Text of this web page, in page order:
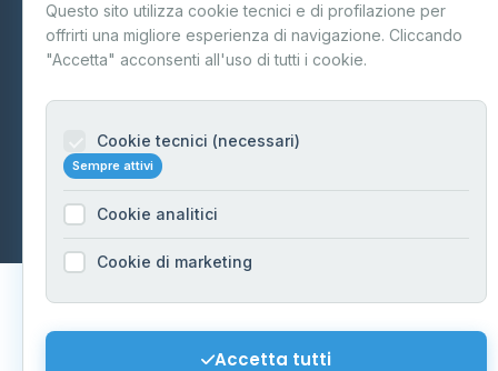
info@distributori-gpl.it
© 2026 - Distributori di GPL -AF Project Software Agency
Carpi
Dati forniti daMinistero delle Imprese e del Made in Italy
Questo sito utilizza cookie tecnici e di profilazione per
offrirti una migliore esperienza di navigazione. Cliccando
"Accetta" acconsenti all'uso di tutti i cookie.
Cookie tecnici (necessari)
Sempre attivi
Cookie analitici
Cookie di marketing
Accetta tutti